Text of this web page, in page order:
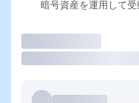
暗号資産を運用して受